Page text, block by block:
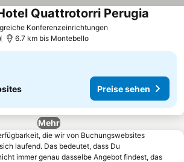
Konferenzeinrichtungen
Quattrotorri Perugia
6.7 km bis Montebello
Preise sehen
Mehr
die wir von Buchungswebsites
laufend. Das bedeutet, dass Du
immer genau dasselbe Angebot findest, das